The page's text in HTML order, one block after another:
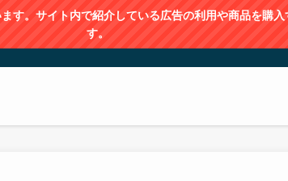
。サイト内で紹介している広告の利用や商品を購
す。